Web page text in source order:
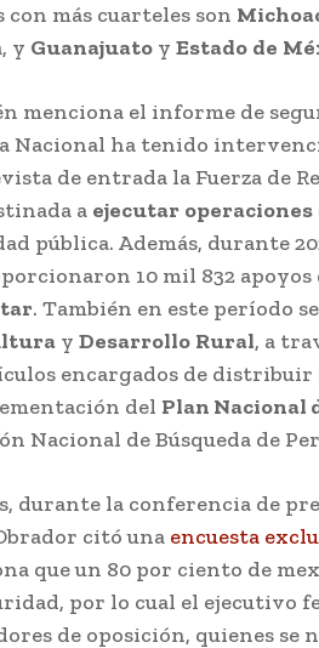
con más cuarteles son
y Guanajuato y Estado de
menciona el informe de
Nacional ha tenido
de entrada la Fuerza de
a ejecutar operaciones
pública. Además, durante
10 mil 832 apoyos
. También en este período
y Desarrollo Rural, a
encargados de
del Plan Nacional
Nacional de Búsqueda de
durante la conferencia de
citó una encuesta
que un 80 por ciento de
por lo cual el ejecutivo
de oposición, quienes se